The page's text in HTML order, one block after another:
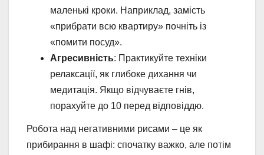
маленькі кроки. Наприклад, замість
«прибрати всю квартиру» почніть із
«помити посуд».
Агресивність: Практикуйте техніки
релаксації, як глибоке дихання чи
медитація. Якщо відчуваєте гнів,
порахуйте до 10 перед відповіддю.
Робота над негативними рисами – це як
прибирання в шафі: спочатку важко, але потім